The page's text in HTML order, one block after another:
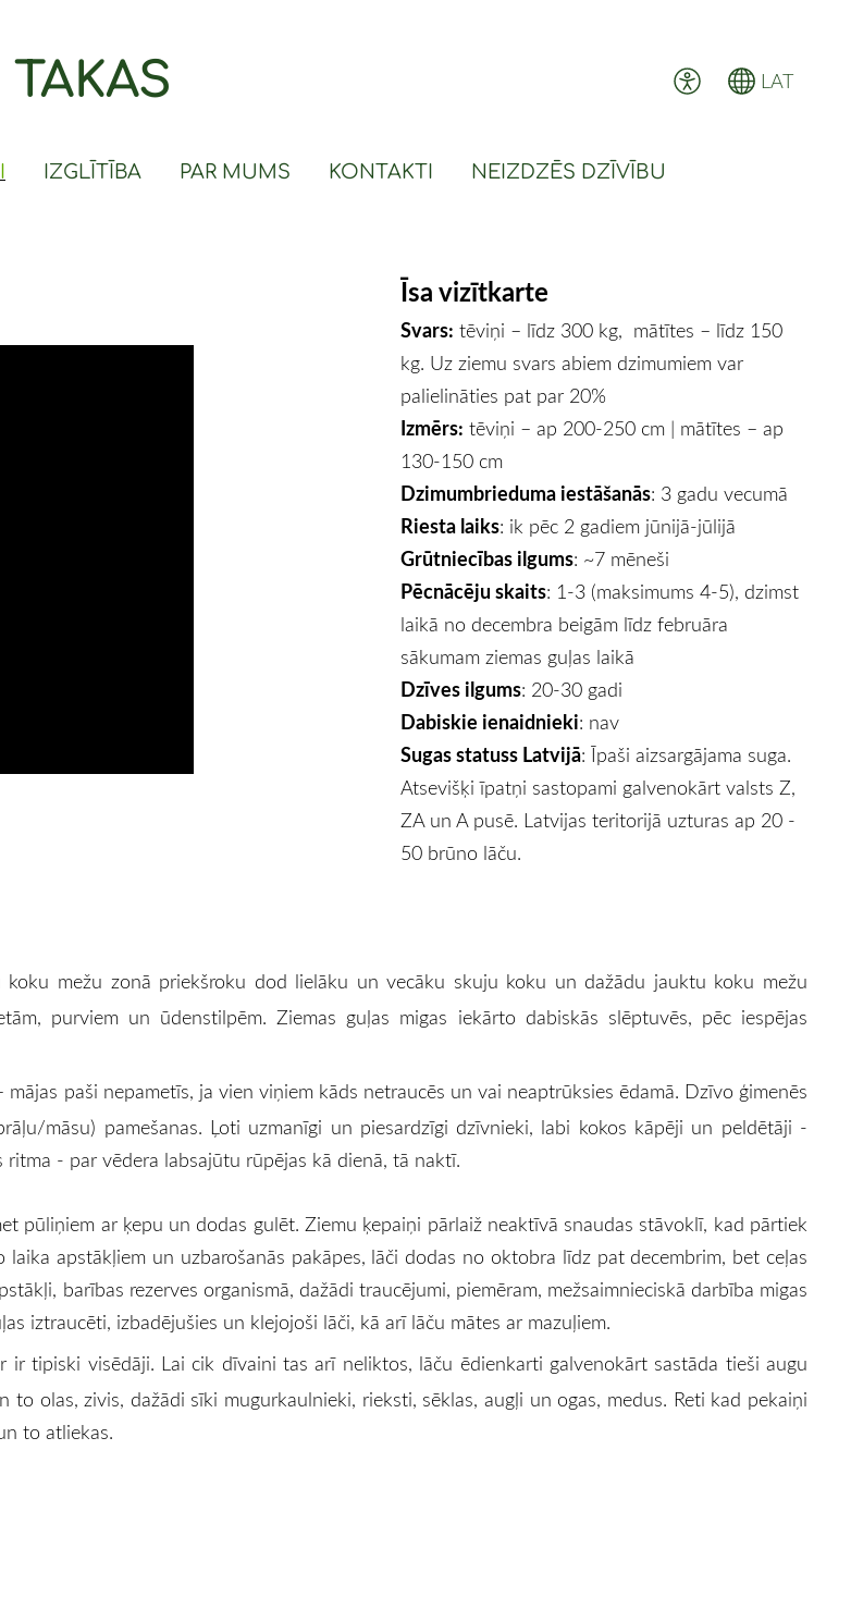
IZGLĪTĪBA PAR MUMS KONTAKTI NEIZDZĒS DZĪVĪBU
LAT
Īsa vizītkarte
Svars: tēviņi – līdz 300 kg, mātītes – līdz 150
kg. Uz ziemu svars abiem dzimumiem var
palielināties pat par 20%
Izmērs: tēviņi – ap 200-250 cm | mātītes – ap
130-150 cm
Dzimumbrieduma iestāšanās: 3 gadu vecumā
Riesta laiks: ik pēc 2 gadiem jūnijā-jūlijā
Grūtniecības ilgums: ~7 mēneši
Pēcnācēju skaits: 1-3 (maksimums 4-5), dzimst
laikā no decembra beigām līdz februāra
sākumam ziemas guļas laikā
Dzīves ilgums: 20-30 gadi
Dabiskie ienaidnieki: nav
Sugas statuss Latvijā: Īpaši aizsargājama suga.
Atsevišķi īpatņi sastopami galvenokārt valsts Z,
ZA un A pusē. Latvijas teritorijā uzturas ap 20 -
50 brūno lāču.
mežu zonā priekšroku dod lielāku un vecāku skuju koku un dažādu jauktu koku mežu
purviem un ūdenstilpēm. Ziemas guļas migas iekārto dabiskās slēptuvēs, pēc iespējas
paši nepametīs, ja vien viņiem kāds netraucēs un vai neaptrūksies ēdamā. Dzīvo ģimenēs
māsu) pamešanas. Ļoti uzmanīgi un piesardzīgi dzīvnieki, labi kokos kāpēji un peldētāji -
- par vēdera labsajūtu rūpējas kā dienā, tā naktī.
pūliņiem ar ķepu un dodas gulēt. Ziemu ķepaiņi pārlaiž neaktīvā snaudas stāvoklī, kad pārtiek
apstākļiem un uzbarošanās pakāpes, lāči dodas no oktobra līdz pat decembrim, bet ceļas
barības rezerves organismā, dažādi traucējumi, piemēram, mežsaimnieciskā darbība migas
iztraucēti, izbadējušies un klejojoši lāči, kā arī lāču mātes ar mazuļiem.
tipiski visēdāji. Lai cik dīvaini tas arī neliktos, lāču ēdienkarti galvenokārt sastāda tieši augu
olas, zivis, dažādi sīki mugurkaulnieki, rieksti, sēklas, augļi un ogas, medus. Reti kad pekaiņi
to atliekas.